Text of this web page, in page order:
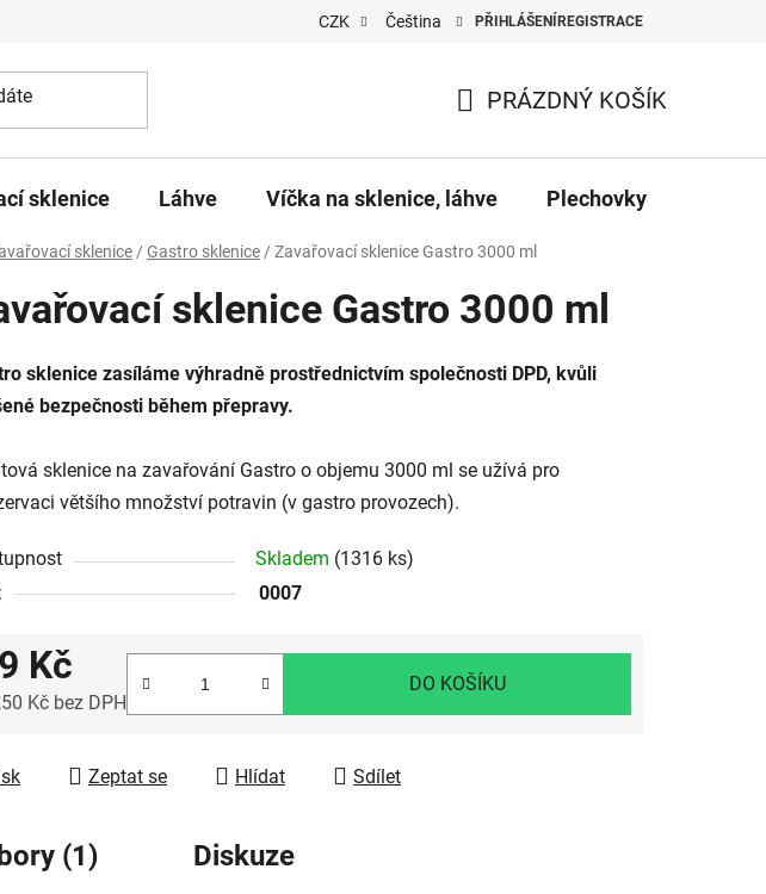
CZK Čeština PŘIHLÁŠENÍ REGISTRACE
KOŠÍK
PRÁZDNÝ KOŠÍK
sklenice Láhve Víčka na sklenice, láhve Plechovky
sklenice / Gastro sklenice / Zavařovací sklenice Gastro 3000 ml
sklenice Gastro 3000 ml
sklenice zasíláme výhradně prostřednictvím společnosti DPD, kvůli
bezpečnosti během přepravy.
sklenice na zavařování Gastro o objemu 3000 ml se užívá pro
většího množství potravin (v gastro provozech).
Skladem (1316 ks)
0007
Kč
Kč bez DPH
DO KOŠÍKU
Zeptat se Hlídat Sdílet
(1) Diskuze